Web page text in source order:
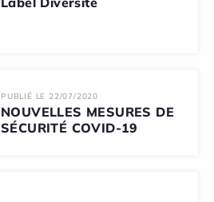
PUBLIÉ LE 22/07/2020
NOUVELLES MESURES DE
SÉCURITÉ COVID-19